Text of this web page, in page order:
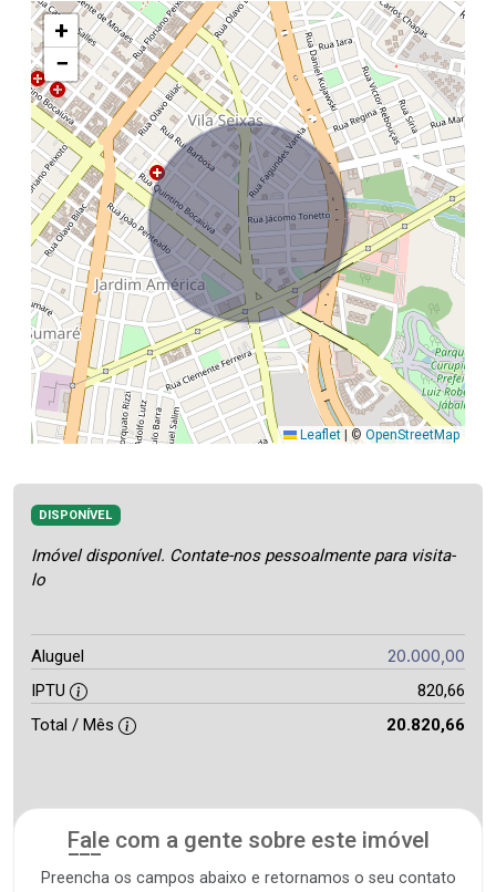
+
−
Leaflet |© OpenStreetMap
DISPONÍVEL
Imóvel disponível. Contate-nos pessoalmente para visita-
lo
Aluguel 20.000,00
IPTU
820,66
Total / Mês
20.820,66
Fale com a gente sobre este imóvel
Preencha os campos abaixo e retornamos o seu contato